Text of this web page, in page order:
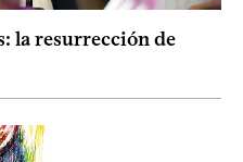
la resurrección de